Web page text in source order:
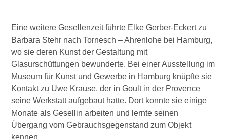
Eine weitere Gesellenzeit führte Elke Gerber-Eckert zu
Barbara Stehr nach Tornesch – Ahrenlohe bei Hamburg,
wo sie deren Kunst der Gestaltung mit
Glasurschüttungen bewunderte. Bei einer Ausstellung im
Museum für Kunst und Gewerbe in Hamburg knüpfte sie
Kontakt zu Uwe Krause, der in Goult in der Provence
seine Werkstatt aufgebaut hatte. Dort konnte sie einige
Monate als Gesellin arbeiten und lernte seinen
Übergang vom Gebrauchsgegenstand zum Objekt
kennen.